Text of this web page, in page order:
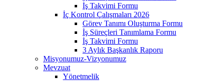
İş Takvimi Formu
İç Kontrol Çalışmaları 2026
Görev Tanımı Oluşturma Formu
İş Süreçleri Tanımlama Formu
İş Takvimi Formu
3 Aylık Başkanlık Raporu
Misyonumuz-Vizyonumuz
Mevzuat
Yönetmelik